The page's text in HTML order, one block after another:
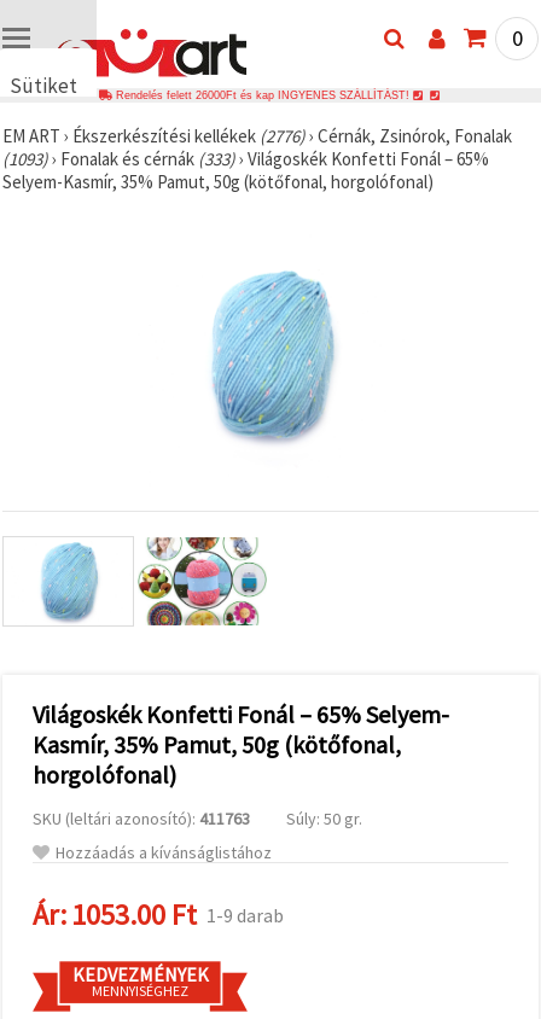
Sütiket
🍪 Cookie-
kat és
hasonló
a
valamint
relevánsabb
tartalmat
hirdetéseket
analitikai és
marketingpartnereink
segítségével
Az "Összes
elfogadása"
gombra
kattintva
elfogadhatja
sütit, vagy
megadhatja
preferenciáit
az adott
0
Rendelés felett 26000Ft és kap INGYENES SZÁLLÍTÁST!
EM ART › Ékszerkészítési kellékek (2776)› Cérnák, Zsinórok, Fonalak
(1093)› Fonalak és cérnák (333)› Világoskék Konfetti Fonál – 65%
Selyem-Kasmír, 35% Pamut, 50g (kötőfonal, horgolófonal)
Világoskék Konfetti Fonál – 65% Selyem-
Kasmír, 35% Pamut, 50g (kötőfonal,
horgolófonal)
SKU (leltári azonosító): 411763
Súly: 50 gr.
Hozzáadás a kívánságlistához
Ár:1053.00 Ft 1-9 darab
KEDVEZMÉNYEK
MENNYISÉGHEZ